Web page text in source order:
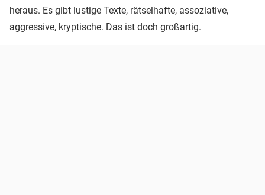
heraus. Es gibt lustige Texte, rätselhafte, assoziative,
aggressive, kryptische. Das ist doch großartig.